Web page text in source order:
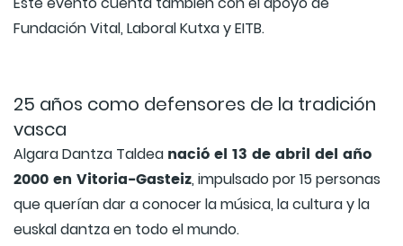
Fundación Vital, Laboral Kutxa y EITB.
25 años como defensores de la tradición
vasca
Algara Dantza Taldea nació el 13 de abril del año
2000 en Vitoria-Gasteiz, impulsado por 15 personas
que querían dar a conocer la música, la cultura y la
euskal dantza en todo el mundo.